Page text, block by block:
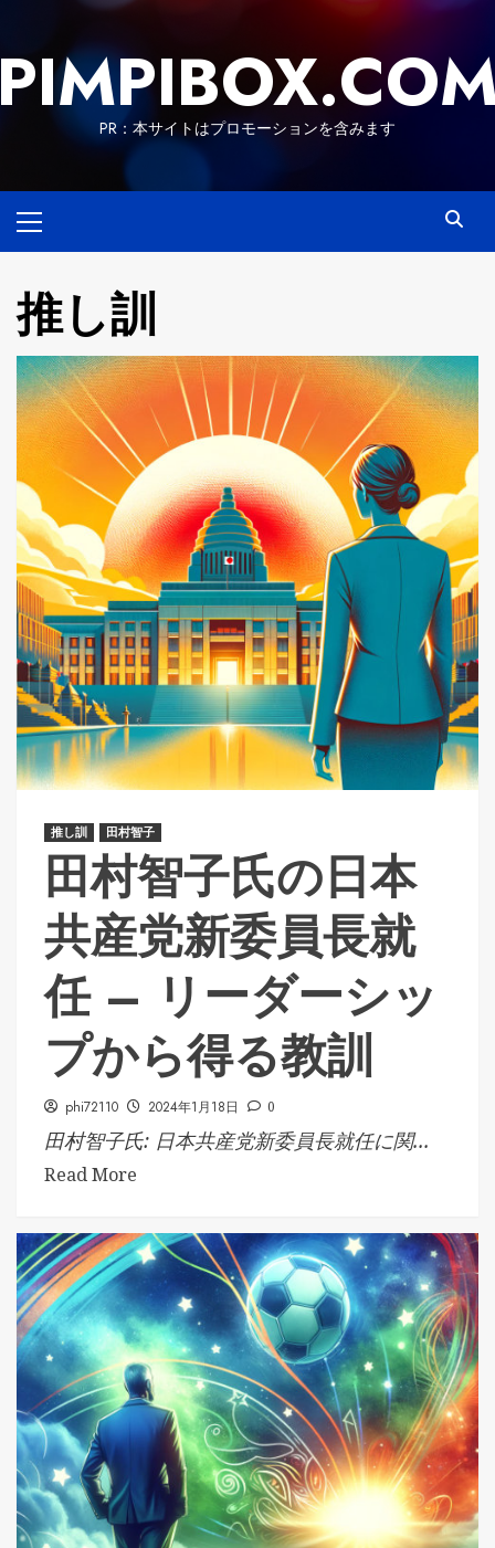
content
PR：本サイトはプロモーションを含みます
Menu
推し訓
推し訓 田村智子
田村智子氏の日本
共産党新委員長就
任 – リーダーシッ
プから得る教訓
phi72110 2024年1月18日 0
田村智子氏: 日本共産党新委員長就任に関...
Read More